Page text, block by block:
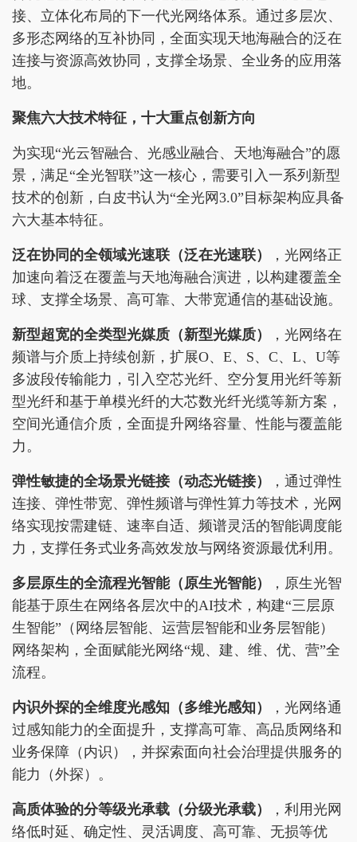
接、立体化布局的下一代光网络体系。通过多层次、
多形态网络的互补协同，全面实现天地海融合的泛在
连接与资源高效协同，支撑全场景、全业务的应用落
地。
聚焦六大技术特征 ，十大重点创新方向
为实现“光云智融合、光感业融合、天地海融合”的愿
景，满足“全光智联”这一核心，需要引入一系列新型
技术的创新，白皮书认为“全光网3.0”目标架构应具备
六大基本特征。
泛在协同的全领域光速联 （泛在光速联）
，光网络正
加速向着泛在覆盖与天地海融合演进，以构建覆盖全
球、支撑全场景、高可靠、大带宽通信的基础设施。
新型超宽的全类型光媒质（新型光媒质）
，光网络在
频谱与介质上持续创新，扩展O、E、S、C、L、U等
多波段传输能力，引入空芯光纤、空分复用光纤等新
型光纤和基于单模光纤的大芯数光纤光缆等新方案，
空间光通信介质，全面提升网络容量、性能与覆盖能
力。
弹性敏捷的全场景光链接（动态光链接）
，通过弹性
连接、弹性带宽、弹性频谱与弹性算力等技术，光网
络实现按需建链、速率自适、频谱灵活的智能调度能
力，支撑任务式业务高效发放与网络资源最优利用。
多层原生的全流程光智能（原生光智能）
，原生光智
能基于原生在网络各层次中的AI技术，构建“三层原
生智能”（网络层智能、运营层智能和业务层智能）
网络架构，全面赋能光网络“规、建、维、优、营”全
流程。
内识外探的全维度光感知 （多维光感知）
，光网络通
过感知能力的全面提升，支撑高可靠、高品质网络和
业务保障（内识），并探索面向社会治理提供服务的
能力（外探）。
高质体验的分等级光承载 （分级光承载）
，利用光网
络低时延、确定性、灵活调度、高可靠、无损等优